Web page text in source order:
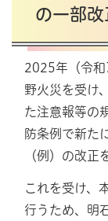
の一部
2025年（令和
野火災を受け
た注意報等の
防条例で新た
（例）の改正
これを受け、
行うため、明